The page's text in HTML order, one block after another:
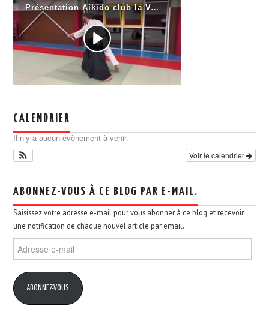
CALENDRIER
Il n’y a aucun évènement à venir.
Voir le calendrier
ABONNEZ-VOUS À CE BLOG PAR E-MAIL.
Saisissez votre adresse e-mail pour vous abonner à ce blog et recevoir
une notification de chaque nouvel article par email.
Adresse
e-
ABONNEZ-VOUS